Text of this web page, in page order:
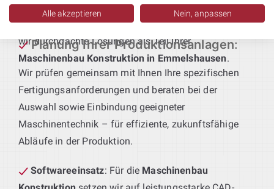
Produkt – wir die passende Technik. Von der
Erstbearbeitung bis zur Weiterverarbeitung realisieren
wir durchdachte Lösungen als Teil Ihrer
Maschinenbau Konstruktion in Emmelshausen.
Planung Ihrer Produktionsanlagen:
Wir prüfen gemeinsam mit Ihnen Ihre spezifischen
Fertigungsanforderungen und beraten bei der
Auswahl sowie Einbindung geeigneter
Maschinentechnik – für effiziente, zukunftsfähige
Abläufe in der Produktion.
Softwareeinsatz: Für die Maschinenbau
Alle akzeptieren Nein, anpassen